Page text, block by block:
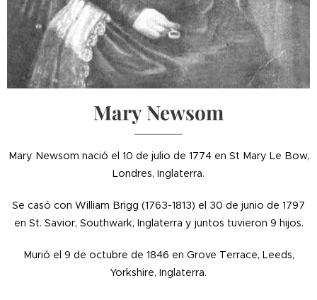
Mary Newsom
Mary Newsom nació el 10 de julio de 1774 en St Mary Le Bow,
Londres, Inglaterra.
Se casó con William Brigg (1763-1813) el 30 de junio de 1797
en St. Savior, Southwark, Inglaterra y juntos tuvieron 9 hijos.
Murió el 9 de octubre de 1846 en Grove Terrace, Leeds,
Yorkshire, Inglaterra.